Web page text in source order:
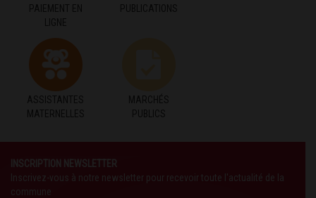
PAIEMENT EN
LIGNE
PUBLICATIONS
ASSISTANTES
MATERNELLES
MARCHÉS
PUBLICS
INSCRIPTION NEWSLETTER
Inscrivez-vous à notre newsletter pour recevoir toute l'actualité de la
commune